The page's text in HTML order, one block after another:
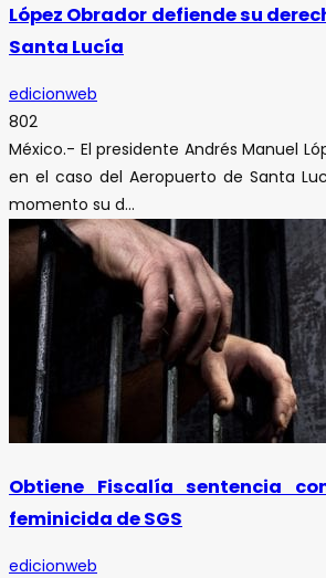
López Obrador defiende su
Santa Lucía
edicionweb
802
México.- El presidente Andrés Manuel
en el caso del Aeropuerto de Santa
momento su d...
Obtiene Fiscalía sentencia
feminicida de SGS
edicionweb